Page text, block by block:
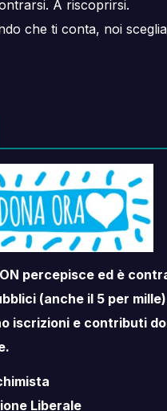
A riscoprirsi.
che ti conta, noi
percepisce ed è
(anche il 5 per
iscrizioni e contributi
Liberale